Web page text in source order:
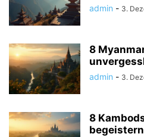
admin - 3.
8
admin - 3.
8